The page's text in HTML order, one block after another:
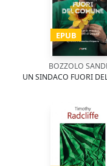
EPUB
BOZZOLO
UN SINDACO FUORI